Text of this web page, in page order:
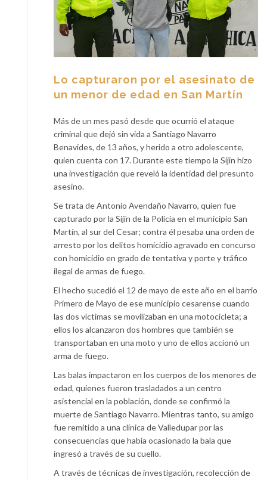
Lo capturaron por el asesinato de
un menor de edad en San Martín
Más de un mes pasó desde que ocurrió el ataque
criminal que dejó sin vida a Santiago Navarro
Benavides, de 13 años, y herido a otro adolescente,
quien cuenta con 17. Durante este tiempo la Sijin hizo
una investigación que reveló la identidad del presunto
asesino.
Se trata de Antonio Avendaño Navarro, quien fue
capturado por la Sijin de la Policía en el municipio San
Martín, al sur del Cesar; contra él pesaba una orden de
arresto por los delitos homicidio agravado en concurso
con homicidio en grado de tentativa y porte y tráfico
ilegal de armas de fuego.
El hecho sucedió el 12 de mayo de este año en el barrio
Primero de Mayo de ese municipio cesarense cuando
las dos víctimas se movilizaban en una motocicleta; a
ellos los alcanzaron dos hombres que también se
transportaban en una moto y uno de ellos accionó un
arma de fuego.
Las balas impactaron en los cuerpos de los menores de
edad, quienes fueron trasladados a un centro
asistencial en la población, donde se confirmó la
muerte de Santiago Navarro. Mientras tanto, su amigo
fue remitido a una clínica de Valledupar por las
consecuencias que había ocasionado la bala que
ingresó a través de su cuello.
A través de técnicas de investigación, recolección de